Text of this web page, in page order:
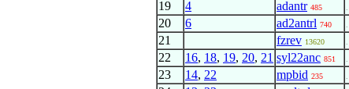
19 4 adantr 485
20 6 ad2antrl 740
21 fzrev 13620
22 16, 18, 19, 20, 21 syl22anc 851
23 14, 22 mpbid 235